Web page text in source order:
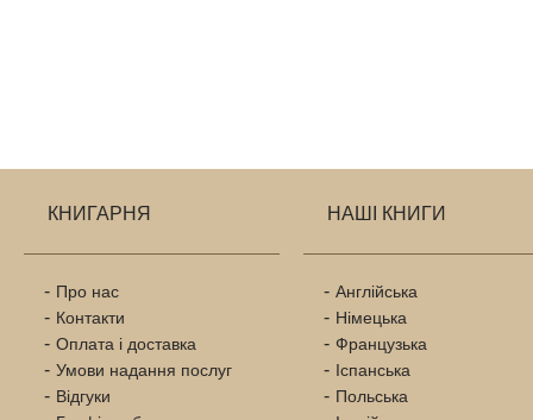
КНИГАРНЯ
Про нас
Контакти
Оплата і доставка
Умови надання послуг
Відгуки
НАШІ КНИГИ
Англійська
Німецька
Французька
Іспанська
Польська